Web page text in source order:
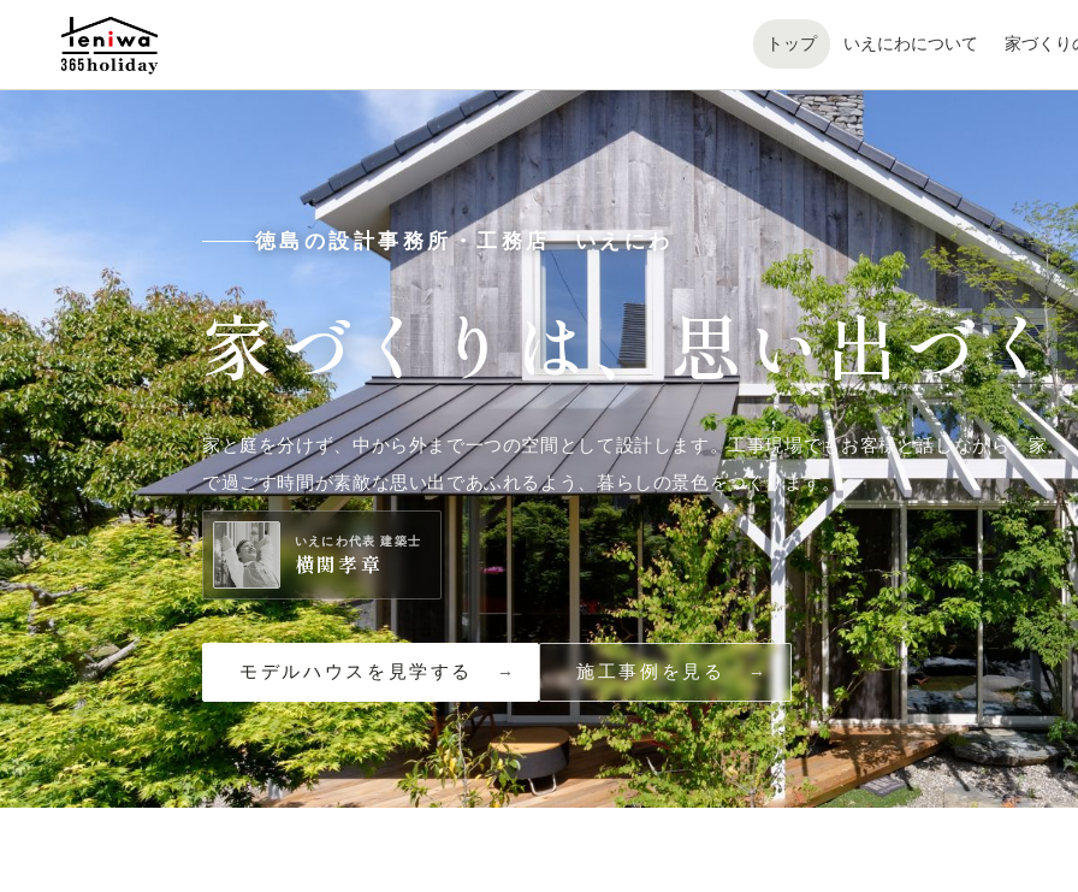
トップ いえにわについて 家づくり
徳島の設計事務所・工務店 いえにわ
家づくりは、思い出づ
家と庭を分けず、中から外まで一つの空間として設計します。工事現場でもお客様と話しながら、家
で過ごす時間が素敵な思い出であふれるよう、暮らしの景色をつくります。
いえにわ代表 建築士
横関孝章
モデルハウスを見学する 施工事例を見る